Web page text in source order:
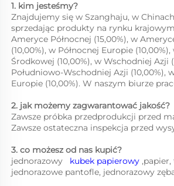
1. kim jesteśmy?
Znajdujemy się w Szanghaju, w
sprzedając produkty na rynku
Ameryce Północnej (15,00%), w
(10,00%), w Północnej Europie
Środkowej (10,00%), w Wschodniej Azji
Południowo-Wschodniej Azji (10,00%),
Europie (10,00%). W naszym biurze
2. jak możemy zagwarantować jakość?
Zawsze próbka przedprodukcji przed
Zawsze ostateczna inspekcja przed
3. co możesz od nas kupić?
jednorazowy kubek papierowy